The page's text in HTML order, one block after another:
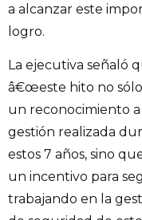
a alcanzar este
logro.
La ejecutiva señaló
â€œeste hito no
un reconocimiento a
gestión realizada
estos 7 años, sino
un incentivo para
trabajando en la